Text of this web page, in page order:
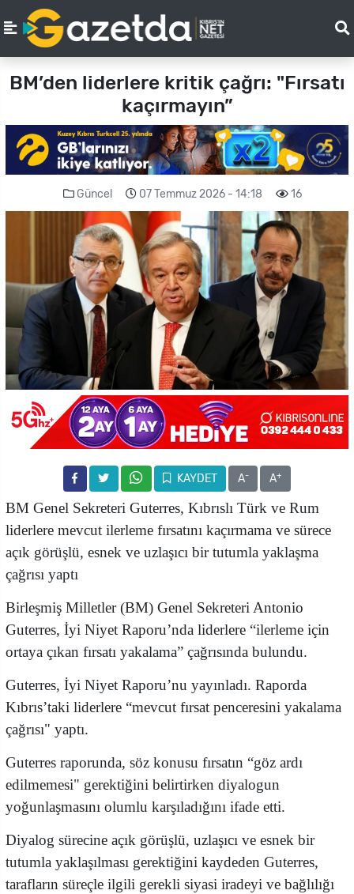
BM’den liderlere kritik çağrı: "Fırsatı
kaçırmayın”
Güncel 07 Temmuz 2026 - 14:18 16
KAYDET A- A+
BM Genel Sekreteri Guterres, Kıbrıslı Türk ve Rum
liderlere mevcut ilerleme fırsatını kaçırmama ve sürece
açık görüşlü, esnek ve uzlaşıcı bir tutumla yaklaşma
çağrısı yaptı
Birleşmiş Milletler (BM) Genel Sekreteri Antonio
Guterres, İyi Niyet Raporu’nda liderlere “ilerleme için
ortaya çıkan fırsatı yakalama” çağrısında bulundu.
Guterres, İyi Niyet Raporu’nu yayınladı. Raporda
Kıbrıs’taki liderlere “mevcut fırsat penceresini yakalama
çağrısı" yaptı.
Guterres raporunda, söz konusu fırsatın “göz ardı
edilmemesi" gerektiğini belirtirken diyalogun
yoğunlaşmasını olumlu karşıladığını ifade etti.
Diyalog sürecine açık görüşlü, uzlaşıcı ve esnek bir
tutumla yaklaşılması gerektiğini kaydeden Guterres,
tarafların süreçle ilgili gerekli siyasi iradeyi ve bağlılığı